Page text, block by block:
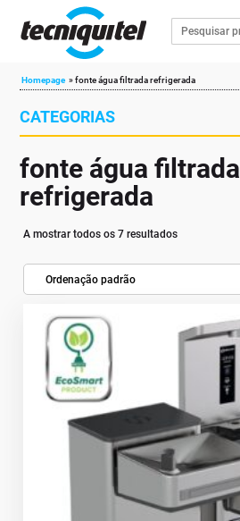
Homepage »fonte água filtrada refrigerada
CATEGORIAS
fonte água filtrada
refrigerada
A mostrar todos os 7 resultados